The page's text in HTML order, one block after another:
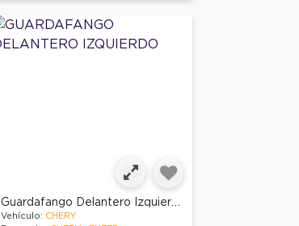
Guardafango Delantero Izquierdo
Vehículo: CHERY